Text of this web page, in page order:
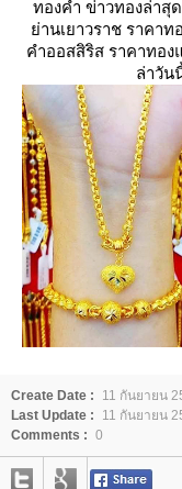
ทองคำ ข่าวทองล่าสุด
านเยาวราช ราคาท
คำออสสิริส ราคาทอ
ล่าวัน
Create Date :
11 กันยายน
Last Update :
11 กันยายน
Comments : 0